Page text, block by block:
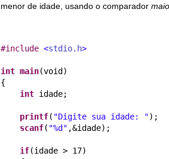
menor de idade, usando o comparador
#include <stdio.h>
int main(void)
{
int idade;
printf( "Digite sua idade: ");
scanf( "%d " ,&idade);
if(idade > 17)